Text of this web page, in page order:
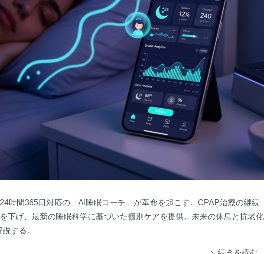
時間365日対応の「AI睡眠コーチ」が革命を起こす。CPAP治療の継続
下げ、最新の睡眠科学に基づいた個別ケアを提供。未来の休息と抗老化
する。